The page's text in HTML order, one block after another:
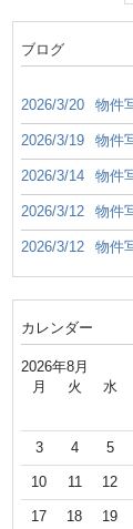
ブログ
2026/3/20 物件
2026/3/19 物件
2026/3/14 物件
2026/3/12 物件
2026/3/12 物件
カレンダー
2026年8月
月 火 水
3 4 5
10 11 12
17 18 19